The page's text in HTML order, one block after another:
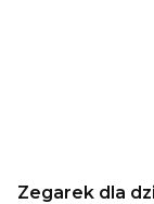
Zegarek dla